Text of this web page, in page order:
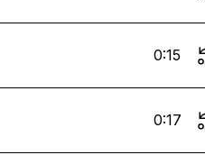
0:15
0:17